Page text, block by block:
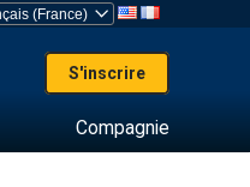
S'inscrire
Compagnie